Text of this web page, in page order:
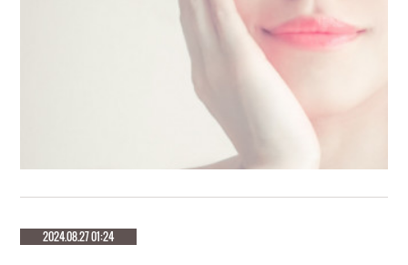
2024.08.27 01:24